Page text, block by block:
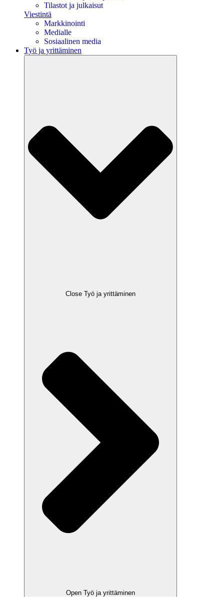
Tilastot ja julkaisut
Viestintä
Markkinointi
Medialle
Sosiaalinen media
Työ ja yrittäminen
Close Työ ja yrittäminen
Open Työ ja yrittäminen